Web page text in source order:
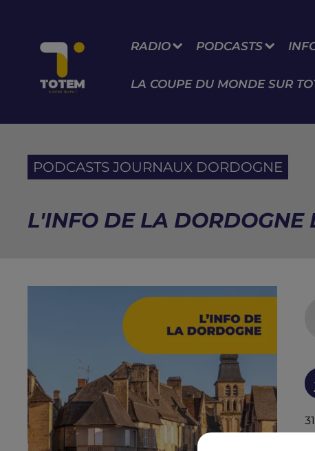
RADIO PODCASTS
LA COUPE DU MONDE SUR
PODCASTS JOURNAUX DORDOGNE
L'INFO DE LA DORDOGNE